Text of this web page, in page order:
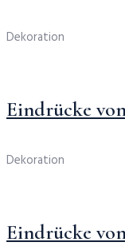
Dekoration
Eindrücke
Dekoration
Eindrücke